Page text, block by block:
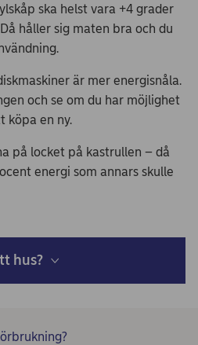
ska helst vara +4 grader
håller sig maten bra och du
är mer energisnåla.
och se om du har möjlighet
köpa en ny.
på locket på kastrullen – då
energi som annars skulle
hus?